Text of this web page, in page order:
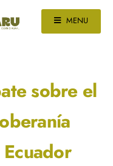
MENU
sobre el